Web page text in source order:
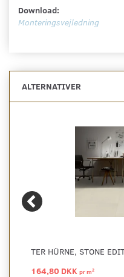
Download:
Monteringsvejledning
ALTERNATIVER
TER HÜRNE, STONE
164,80 DKK prm2